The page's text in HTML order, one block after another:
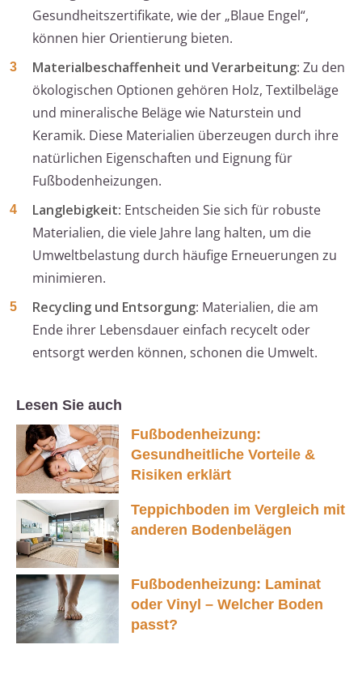
Gesundheitszertifikate, wie der „Blaue Engel“,
können hier Orientierung bieten.
Materialbeschaffenheit und Verarbeitung: Zu den
ökologischen Optionen gehören Holz, Textilbeläge
und mineralische Beläge wie Naturstein und
Keramik. Diese Materialien überzeugen durch ihre
natürlichen Eigenschaften und Eignung für
Fußbodenheizungen.
Langlebigkeit: Entscheiden Sie sich für robuste
Materialien, die viele Jahre lang halten, um die
Umweltbelastung durch häufige Erneuerungen zu
minimieren.
Recycling und Entsorgung: Materialien, die am
Ende ihrer Lebensdauer einfach recycelt oder
entsorgt werden können, schonen die Umwelt.
Lesen Sie auch
Fußbodenheizung:
Gesundheitliche Vorteile &
Risiken erklärt
Teppichboden im Vergleich mit
anderen Bodenbelägen
Fußbodenheizung: Laminat
oder Vinyl – Welcher Boden
passt?